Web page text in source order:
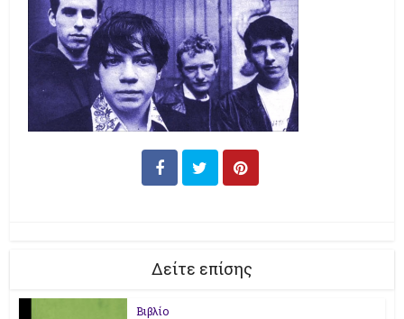
Δείτε επίσης
Βιβλίο